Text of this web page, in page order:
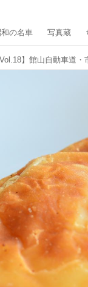
和の名車 写真蔵